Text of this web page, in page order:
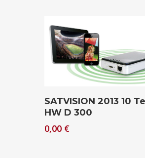
Drücken Sie Enter zum
Download
SATVISION 2013 10
HW D 300
0,00 €